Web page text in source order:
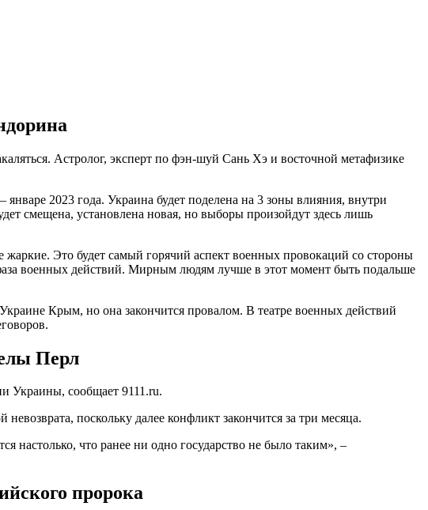
Астролог, эксперт по фэн-шуй Сань Хэ и восточной метафизике
2023 года. Украина будет поделена на 3 зоны влияния, внутри
смещена, установлена новая, но выборы произойдут здесь лишь
Это будет самый горячий аспект военных провокаций со стороны
военных действий. Мирным людям лучше в этот момент быть подальше
Крым, но она закончится провалом. В театре военных действий
Перл
Украины, сообщает 9111.ru.
поскольку далее конфликт закончится за три месяца.
настолько, что ранее ни одно государство не было таким», –
пророка